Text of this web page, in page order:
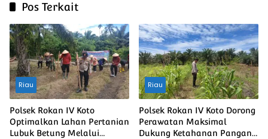
Pos Terkait
Riau
Polsek Rokan IV Koto
Optimalkan Lahan Pertanian
Lubuk Betung Melalui
Riau
Polsek Rokan IV Koto Dorong
Perawatan Maksimal
Dukung Ketahanan Pangan